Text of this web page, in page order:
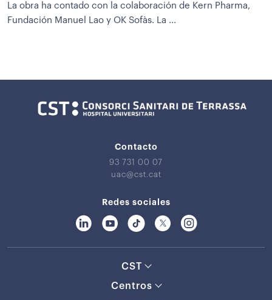
La obra ha contado con la colaboración de Kern Pharma,
Fundación Manuel Lao y OK Sofàs. La ...
Contacto
93 731 00 07
uac@cst.cat
Redes sociales
CST
Centros